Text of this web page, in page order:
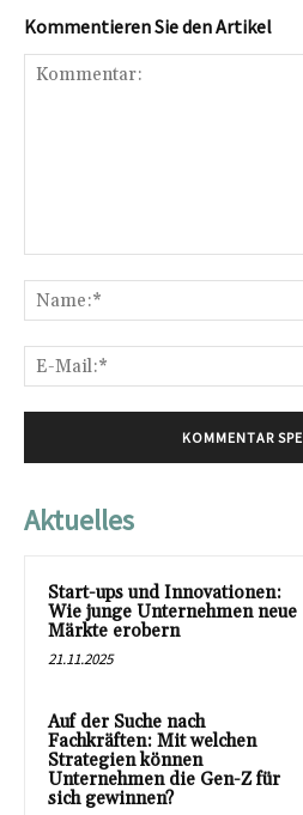
Kommentieren Sie den Artikel
Aktuelles
Start-ups und Innovationen:
Wie junge Unternehmen neue
Märkte erobern
21.11.2025
Auf der Suche nach
Fachkräften: Mit welchen
Strategien können
Unternehmen die Gen-Z für
sich gewinnen?